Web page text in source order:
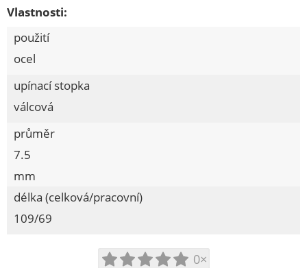
Kouřovina
Vlastnosti:
použití
ocel
upínací stopka
válcová
průměr
7.5
mm
délka (celková/pracovní)
109/69
0×